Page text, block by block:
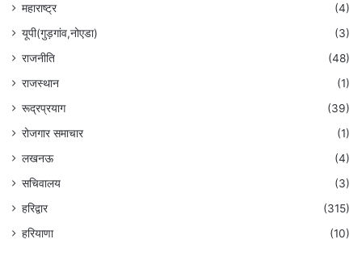
महाराष्ट्र
(4)
यूपी(गुड़गांव,नोएडा)
(3)
राजनीति
(48)
राजस्थान
(1)
रूद्रप्रयाग
(39)
रोजगार समाचार
(1)
लखनऊ
(4)
सचिवालय
(3)
हरिद्वार
(315)
हरियाणा
(10)